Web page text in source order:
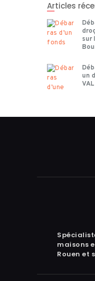
Articles
sur
un
maisons
Rouen et